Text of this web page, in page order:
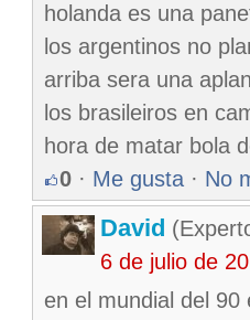
holanda es una
los argentinos no
arriba sera una
los brasileiros en
hora de matar bola
0 · Me gusta · No
David
6 de julio de
en el mundial del